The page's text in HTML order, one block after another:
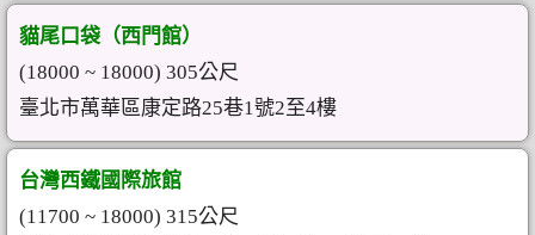
貓尾口袋（西門館）
(18000 ~ 18000) 305公尺
臺北市萬華區康定路25巷1號2至4樓
台灣西鐵國際旅館
(11700 ~ 18000) 315公尺